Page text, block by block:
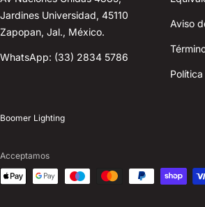
Jardines Universidad, 45110
Zapopan, Jal., México.
WhatsApp: (33) 2834 5786
Aviso
Boomer Lighting
Acceptamos